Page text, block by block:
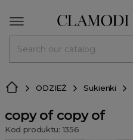
ODZIEŻ Sukienki
copy of copy of
Kod produktu: 1356